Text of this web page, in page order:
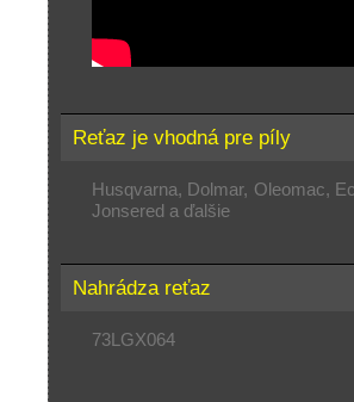
Reťaz je vhodná pre píly
Husqvarna, Dolmar, Oleomac,
Jonsered a ďalšie
Nahrádza reťaz
73LGX064